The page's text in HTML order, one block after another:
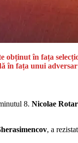
în fața
în fața unui
8. Nicolae
, a